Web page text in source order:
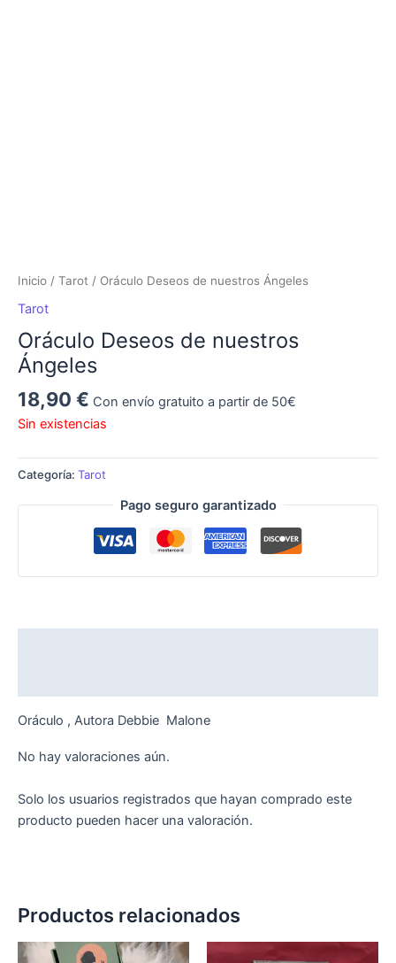
Inicio / Tarot / Oráculo Deseos de nuestros Ángeles
Tarot
Oráculo Deseos de nuestros
Ángeles
18,90 € Con envío gratuito a partir de 50€
Sin existencias
Categoría: Tarot
Pago seguro garantizado
Oráculo , Autora Debbie Malone
No hay valoraciones aún.
Solo los usuarios registrados que hayan comprado este
producto pueden hacer una valoración.
Productos relacionados